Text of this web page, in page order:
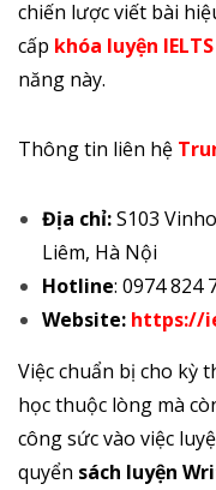
chiến lược viết bài
cấp khóa luyện
năng này.
Thông tin liên hệ
Địa chỉ:S103
Liêm, Hà Nội
Hotline: 0974 824
Website: https://
Việc chuẩn bị cho kỳ
học thuộc lòng mà
công sức vào việc
quyển sách luyện